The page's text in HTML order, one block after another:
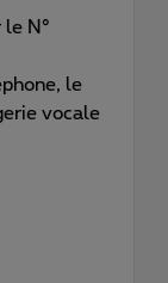
le N°
le
vocale